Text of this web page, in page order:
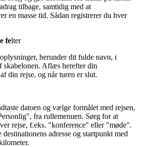
tilbage, samtidig med at
en masse tid. Sådan registrerer du hver
felter
herunder dit fulde navn, i
skabelonen. Aflæs herefter din
din rejse, og når turen er slut.
datoen og vælge formålet med rejsen,
fra rullemenuen. Sørg for at
rejse, f.eks. "konference" eller "møde".
adresse og startpunkt med